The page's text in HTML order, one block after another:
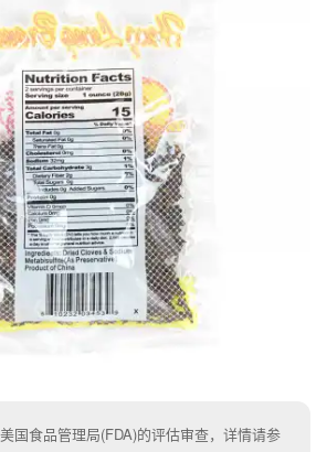
国食品管理局(FDA)的评估审查，详情请参